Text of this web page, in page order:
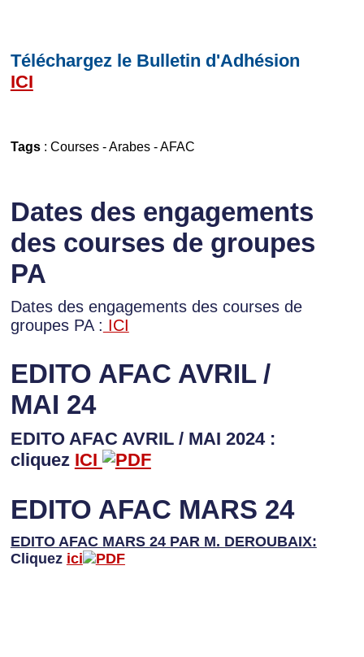
Téléchargez le Bulletin d'Adhésion
ICI
Tags: Courses-Arabes-AFAC
Dates des engagements
des courses de groupes
PA
Dates des engagements des courses de
groupes PA : ICI
EDITO AFAC AVRIL /
MAI 24
EDITO AFAC AVRIL / MAI 2024 :
cliquez ICI
EDITO AFAC MARS 24
EDITO AFAC MARS 24 PAR M. DEROUBAIX:
Cliquez ici